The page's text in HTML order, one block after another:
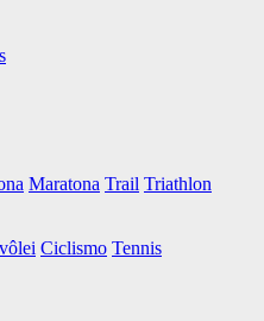
Maratona Trail Triathlon
Ciclismo Tennis